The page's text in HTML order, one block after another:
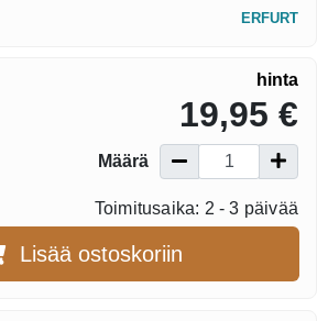
ERFURT
hinta
19,95 €
Määrä
Toimitusaika: 2 - 3 päivää
Lisää ostoskoriin